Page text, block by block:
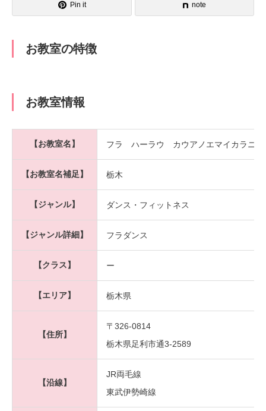
Pin it note
お教室の特徴
お教室情報
【お教室名】 フラ ハーラウ カウアノエマイカラニ
【お教室名補足】 栃木
【ジャンル】 ダンス・フィットネス
【ジャンル詳細】 フラダンス
【クラス】 ー
【エリア】 栃木県
【住所】
〒326-0814
栃木県足利市通3-2589
【沿線】
JR両毛線
東武伊勢崎線